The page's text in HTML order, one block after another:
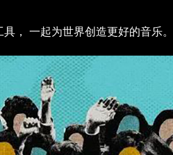
， 一起为世界创造更好的音乐。